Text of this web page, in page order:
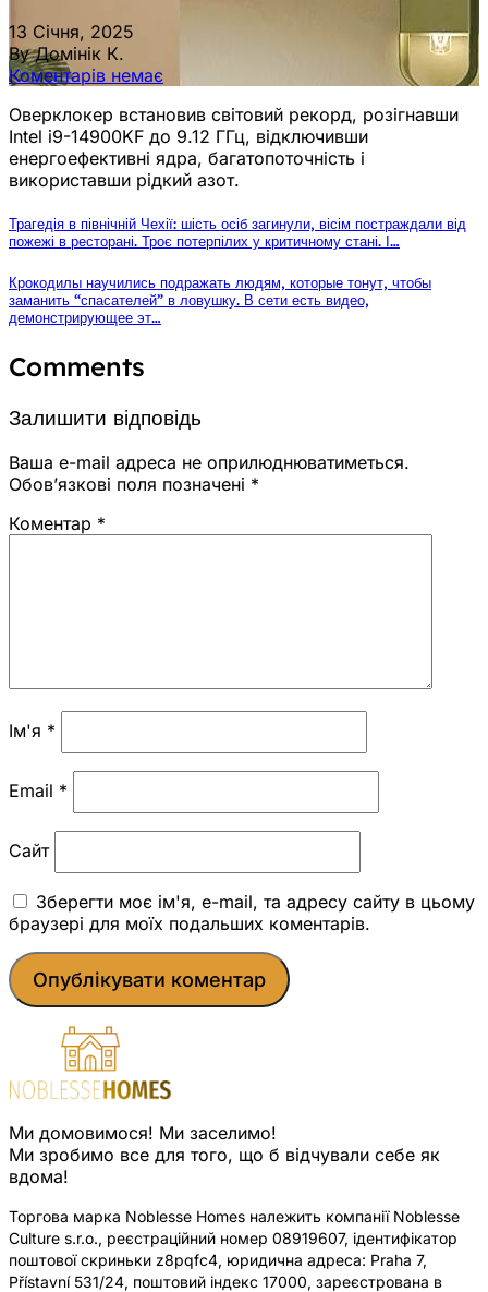
13 Січня, 2025
By Домінік К.
Коментарів немає
Оверклокер встановив світовий рекорд, розігнавши
Intel i9-14900KF до 9.12 ГГц, відключивши
енергоефективні ядра, багатопоточність і
використавши рідкий азот.
Трагедія в північній Чехії: шість осіб загинули, вісім постраждали від
пожежі в ресторані. Троє потерпілих у критичному стані. І…
Крокодилы научились подражать людям, которые тонут, чтобы
заманить “спасателей” в ловушку. В сети есть видео,
демонстрирующее эт…
Comments
Залишити відповідь
Ваша e-mail адреса не оприлюднюватиметься.
Обов’язкові поля позначені *
Коментар *
Ім'я *
Email *
Сайт
Зберегти моє ім'я, e-mail, та адресу сайту в цьому
браузері для моїх подальших коментарів.
Ми домовимося! Ми заселимо!
Ми зробимо все для того, що б відчували себе як
вдома!
Торгова марка Noblesse Homes належить компанії Noblesse
Culture s.r.o., реєстраційний номер 08919607, ідентифікатор
поштової скриньки z8pqfc4, юридична адреса: Praha 7,
Přístavní 531/24, поштовий індекс 17000, зареєстрована в